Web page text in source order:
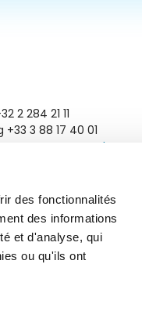
des fonctionnalités
des informations
et d'analyse, qui
ou qu'ils ont
2 284 21 11
+33 3 88 17 40 01